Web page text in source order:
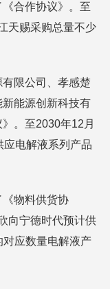
合作协议》。至
天赐采购总量不少
限公司、孝感楚
能源创新科技有
。至2030年12月
电解液系列产品
物料供货协
向宁德时代预计供
应数量电解液产